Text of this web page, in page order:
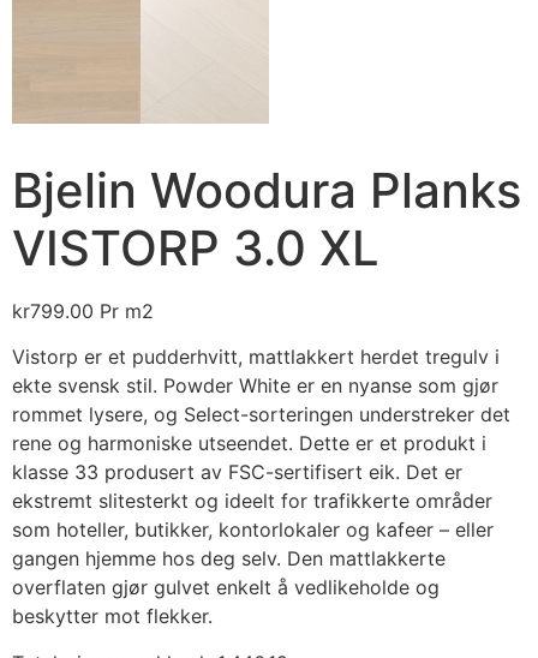
Bjelin Woodura Planks
VISTORP 3.0 XL
kr799.00 Pr m2
Vistorp er et pudderhvitt, mattlakkert herdet tregulv i
ekte svensk stil. Powder White er en nyanse som gjør
rommet lysere, og Select-sorteringen understreker det
rene og harmoniske utseendet. Dette er et produkt i
klasse 33 produsert av FSC-sertifisert eik. Det er
ekstremt slitesterkt og ideelt for trafikkerte områder
som hoteller, butikker, kontorlokaler og kafeer – eller
gangen hjemme hos deg selv. Den mattlakkerte
overflaten gjør gulvet enkelt å vedlikeholde og
beskytter mot flekker.